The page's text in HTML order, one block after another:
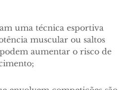
uma técnica esportiva
muscular ou saltos
aumentar o risco de